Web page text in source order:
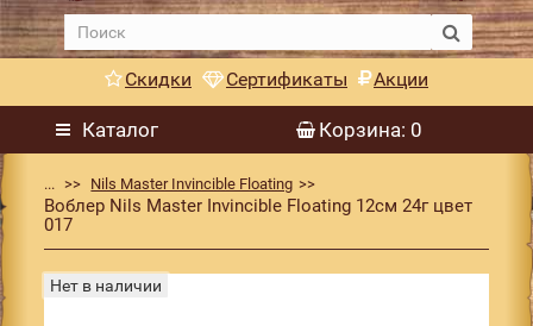
Скидки Сертификаты Акции
Каталог Корзина: 0
... Nils Master Invincible Floating
Воблер Nils Master Invincible Floating 12см 24г цвет
017
Нет в наличии